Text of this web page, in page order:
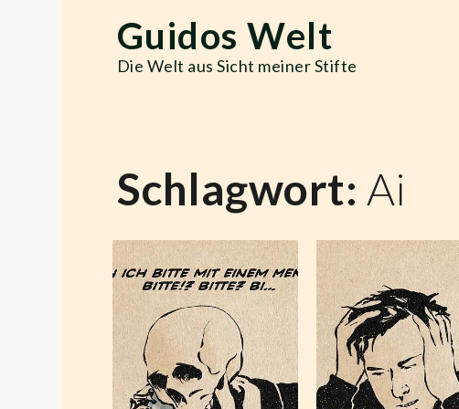
Guidos Welt
Die Welt aus Sicht meiner Stifte
Schlagwort: Ai
Smart,
KI